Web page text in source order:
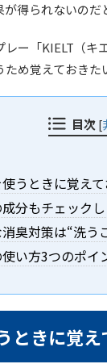
得られないのだ
ー「KIELT（
め覚えておきた
目次 [
うときに覚え
分もチェック
臭対策は“洗う
い方3つのポイ
ときに覚